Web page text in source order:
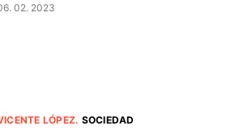
02. 2023
LÓPEZ. SOCIEDAD